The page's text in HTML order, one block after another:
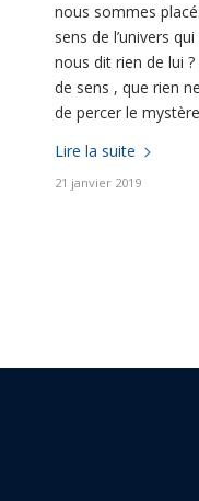
nous sommes
sens de l’univers
nous dit rien de lui
de sens , que rien
de percer le
Lire la suite
21 janvier 2019